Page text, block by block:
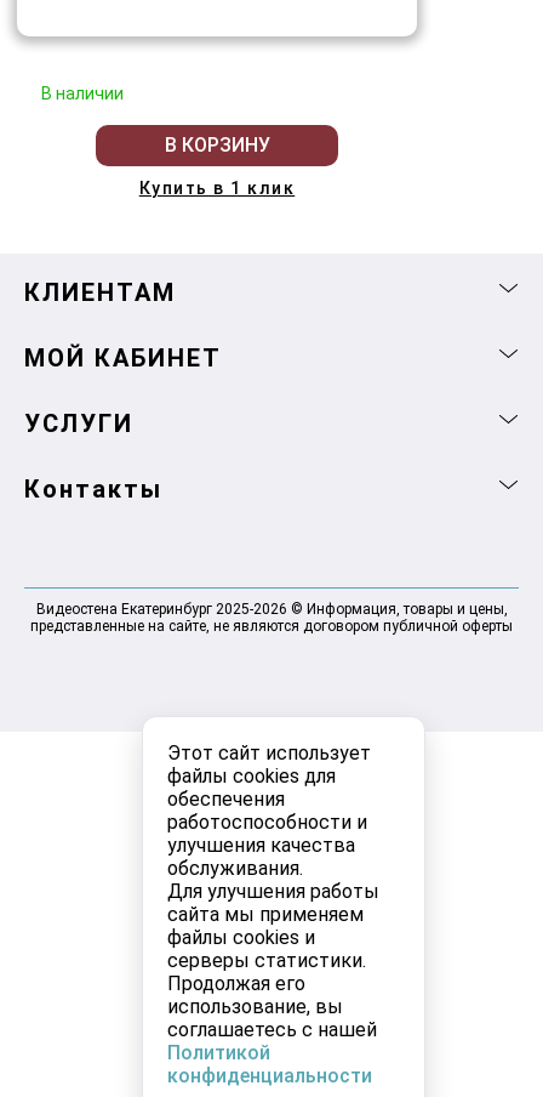
Этот сайт использует
файлы cookies для
обеспечения
работоспособности и
улучшения качества
обслуживания.
Для улучшения работы
сайта мы применяем
файлы cookies и
серверы статистики.
Продолжая его
использование, вы
соглашаетесь с нашей
Политикой
конфиденциальности
В наличии
В КОРЗИНУ
Купить в 1 клик
КЛИЕНТАМ
МОЙ КАБИНЕТ
УСЛУГИ
Контакты
Видеостена Екатеринбург 2025-2026 © Информация, товары и цены,
представленные на сайте, не являются договором публичной оферты